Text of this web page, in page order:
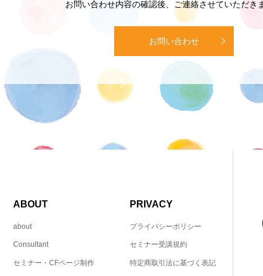
お問い合わせ内容の確認後、ご連絡させていただき
お問い合わせ
ABOUT
about
Consultant
セミナー・CFページ制作
PRIVACY
プライバシーポリシー
セミナー受講規約
特定商取引法に基づく表記